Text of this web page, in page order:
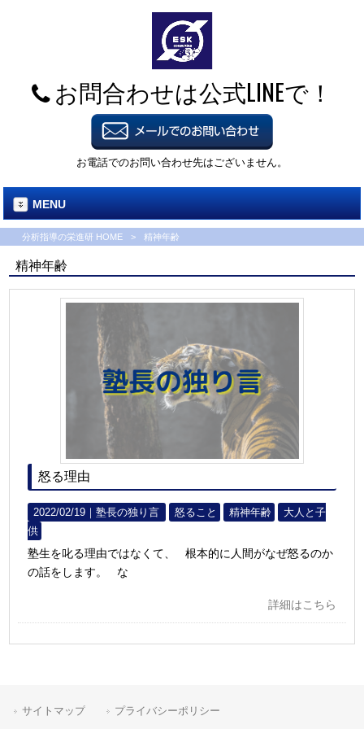
お問合わせは公式LINEで！
お電話でのお問い合わせ先はございません。
MENU
分析指導の栄進研 HOME > 精神年齢
精神年齢
怒る理由
2022/02/19｜塾長の独り言 怒ること 精神年齢
大人と子
供
塾生を叱る理由ではなくて、 根本的に人間がなぜ怒るのか
の話をします。 な
詳細はこちら
サイトマップ プライバシーポリシー